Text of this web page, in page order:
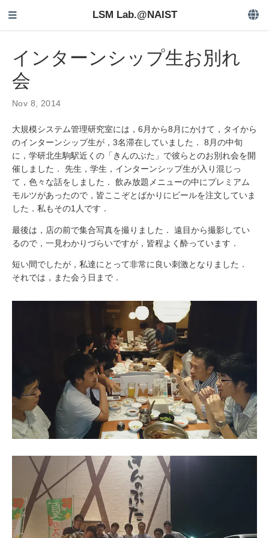
LSM Lab.@NAIST
インターンシップ生お別れ
会
Nov 8, 2014
大規模システム管理研究室には，6月から8月にかけて，タイから
のインターンシップ生が，3名滞在していました． 8月の中旬
に，学研北生駒駅近くの「きんのぶた」で彼らとのお別れ会を開
催しました． 先生，学生，インターンシップ生が入り混じっ
て，色々な話をしました． 飲み放題メニューの中にプレミアム
モルツがあったので，皆ここぞとばかりにビールを注文していま
した．私もその1人です．
最後は，店の前で集合写真を撮りました． 遠目から撮影してい
るので，一見わかりづらいですが，皆程よく酔っています．
短い間でしたが，私達にとって非常に良い刺激となりました．
それでは，また会う日まで．